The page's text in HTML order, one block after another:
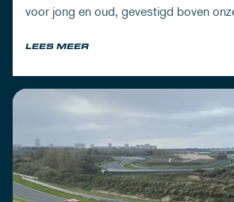
voor jong en oud, gevestigd boven
LEES MEER